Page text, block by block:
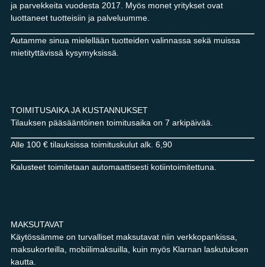
ja parvekkeita vuodesta 2017. Myös monet yritykset ovat
luottaneet tuotteisiin ja palveluumme.
Autamme sinua mielellään tuotteiden valinnassa sekä muissa
mietityttävissä kysymyksissä.
TOIMITUSAIKA JA KUSTANNUKSET
Tilauksen pääsääntöinen toimitusaika on 7 arkipäivää.
Alle 100 € tilauksissa toimituskulut alk. 6,90
Kalusteet toimitetaan automaattisesti kotiintoimitettuna.
MAKSUTAVAT
Käytössämme on turvalliset maksutavat niin verkkopankissa,
maksukorteilla, mobiilimaksuilla, kuin myös Klarnan laskutuksen
kautta.